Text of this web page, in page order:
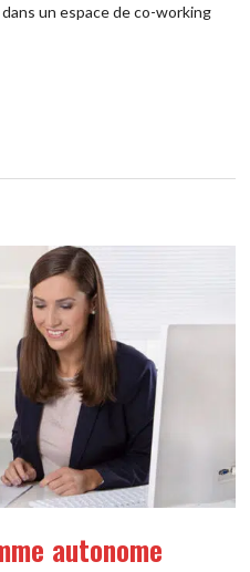
un espace de co-working
autonome